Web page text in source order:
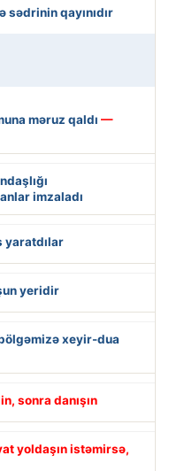
sədrinin qayınıdır
məruz qaldı —
imzaladı
yaratdılar
yeridir
xeyir-dua
sonra danışın
yoldaşın istəmirsə,